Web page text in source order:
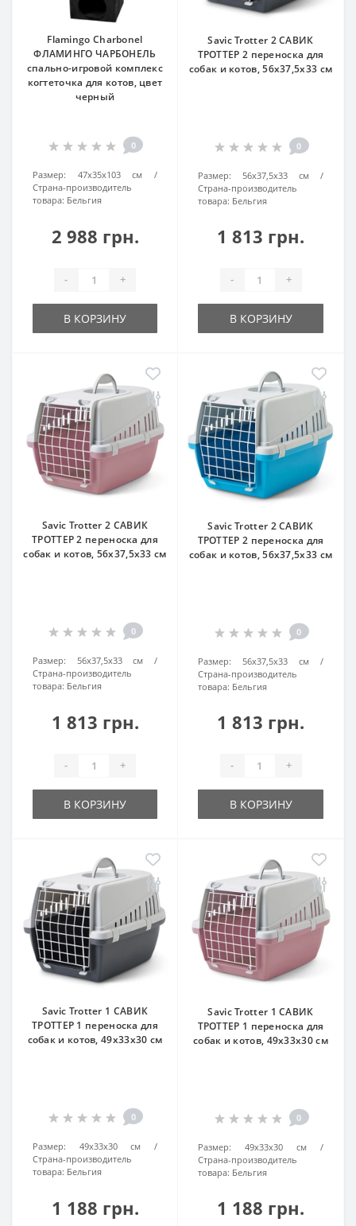
Flamingo Charbonel
ФЛАМИНГО ЧАРБОНЕЛЬ
спально-игровой комплекс
когтеточка для котов, цвет
черный
0
Размер:
47х35х103 см
Страна-производитель
товара: Бельгия
2 988 грн.
- +
В КОРЗИНУ
Savic Trotter 2 САВИК
ТРОТТЕР 2 переноска для
собак и котов, 56х37,5х33 см
0
Размер:
56х37,5х33 см
Страна-производитель
товара: Бельгия
1 813 грн.
- +
В КОРЗИНУ
Savic Trotter 2 САВИК
ТРОТТЕР 2 переноска для
собак и котов, 56х37,5х33 см
0
Размер:
56х37,5х33 см
Страна-производитель
товара: Бельгия
1 813 грн.
- +
В КОРЗИНУ
Savic Trotter 2 САВИК
ТРОТТЕР 2 переноска для
собак и котов, 56х37,5х33 см
0
Размер:
56х37,5х33 см
Страна-производитель
товара: Бельгия
1 813 грн.
- +
В КОРЗИНУ
Savic Trotter 1 САВИК
ТРОТТЕР 1 переноска для
собак и котов, 49х33х30 см
0
Размер:
49х33х30 см
Страна-производитель
товара: Бельгия
1 188 грн.
Savic Trotter 1 САВИК
ТРОТТЕР 1 переноска для
собак и котов, 49х33х30 см
0
Размер:
49х33х30 см
Страна-производитель
товара: Бельгия
1 188 грн.